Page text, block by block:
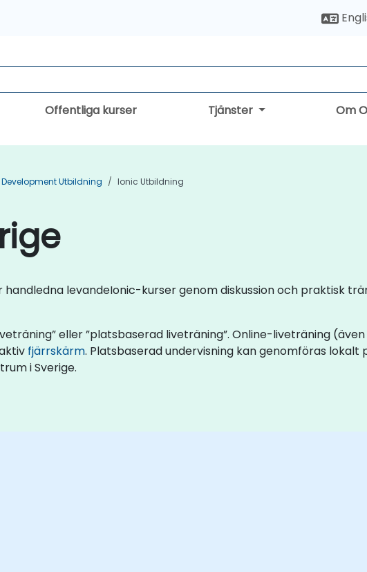
Offentliga kurser Tjänster Om
Utbildning Ionic Utbildning
levandeIonic-kurser genom diskussion och praktisk
eller ”platsbaserad liveträning”. Online-liveträning
fjärrskärm. Platsbaserad undervisning kan genomföras lokalt
i Sverige.